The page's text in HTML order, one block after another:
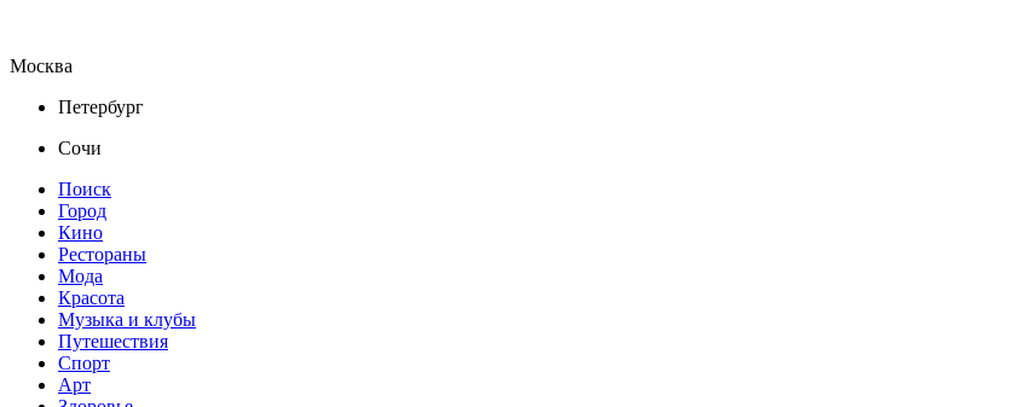
Москва
Петербург
Сочи
Поиск
Город
Кино
Рестораны
Мода
Красота
Музыка и клубы
Путешествия
Спорт
Арт